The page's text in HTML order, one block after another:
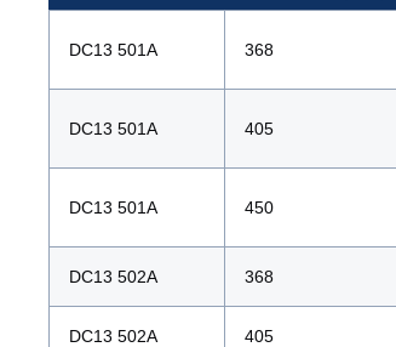
DC13 501A 368
DC13 501A 405
DC13 501A 450
DC13 502A 368
DC13 502A 405